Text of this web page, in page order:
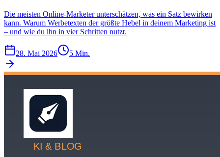
Die meisten Online-Marketer unterschätzen, was ein Satz bewirken
kann. Warum Werbetexten der größte Hebel in deinem Marketing ist
– und wie du ihn in vier Schritten nutzt.
28. Mai 2026 5 Min.